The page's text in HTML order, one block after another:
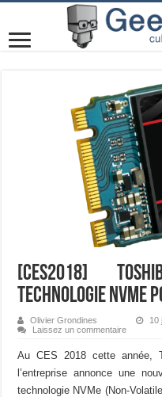
[CES2018]
technologie NVMe
Olivier Grondines 10
Laissez un commentaire
Au CES 2018 cette année,
l’entreprise annonce une
technologie NVMe (Non-